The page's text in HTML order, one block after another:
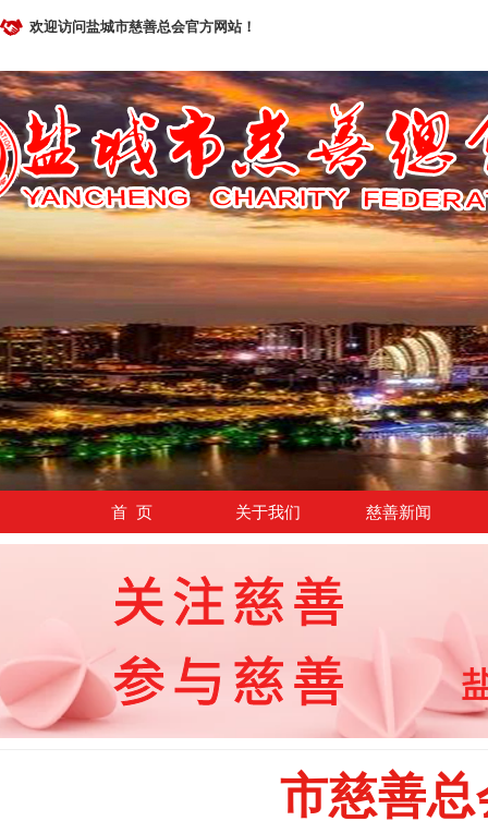
欢迎访问盐城市慈善总会官方网站！
首 页 关于我们 慈善新闻
市慈善